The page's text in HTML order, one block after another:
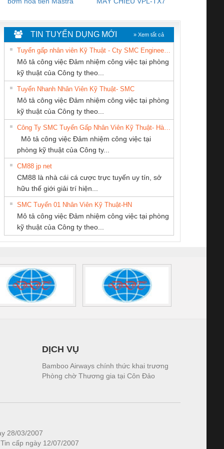
An Toàn
Contact
– PSR-
SCP-
FSP/2X1/1X2
sát chuỗi
tấm pin
16I+
(2502520000)
Bộ giám sát chuỗi
tấm pin
TRANSCLINIC 16I+
1K5 L (2433950000)
Bộ giám sát dòng
TRANSCLINIC 16I+
(2008130000)
điện TRANSCLINIC
BKE 1K5.4
(7791400879)2. Giá
Nẹp nhôm chống
trơn Đà Nẵng
TY TNHH
THUẬT KTECH
NAM
CONG TY TNHH
TM-DV DAI DONG
THANH
CÔNG TY CP TỰ
HƯNG
TNHH TM QC
Miền
Thiết Bị Điện Nam
Quốc Thịnh
THIẾT BỊ CÔNG
NAM
TIN TUYỂN DỤNG MỚI » Xem tất cả
Mô tả công việc Đảm nhiệm công việc tại phòng
kỹ thuật của Công ty theo...
Tuyển Nhanh Nhân Viên Kỹ Thuật- SMC
Mô tả công việc Đảm nhiệm công việc tại phòng
kỹ thuật của Công ty theo...
Mô tả công việc Đảm nhiệm công việc tại
phòng kỹ thuật của Công ty...
CM88 jp net
CM88 là nhà cái cá cược trực tuyến uy tín, sở
hữu thế giới giải trí hiện...
SMC Tuyển 01 Nhân Viên Kỹ Thuật-HN
Mô tả công việc Đảm nhiệm công việc tại phòng
kỹ thuật của Công ty theo...
DỊCH VỤ
Bamboo Airways chính thức khai trương
Phòng chờ Thương gia tại Côn Đảo
28/03/2007
cấp ngày 12/07/2007